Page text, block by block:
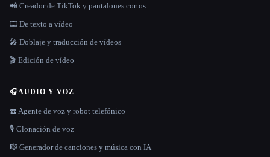
📲 Creador de TikTok y pantalones cortos
🎞️ De texto a vídeo
🎤 Doblaje y traducción de vídeos
🎬 Edición de vídeo
🎧AUDIO Y VOZ
☎️ Agente de voz y robot telefónico
🎙️ Clonación de voz
🎼 Generador de canciones y música con IA